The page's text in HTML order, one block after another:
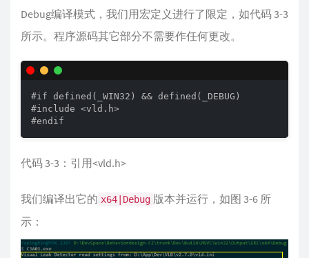
Debug编译模式，我们用宏定义进行了限定，如代码 3-3
所示。程序源码其它部分不需要作任何更改。
#if defined(_WIN32) && defined(_DEBUG)
#include <vld.h>
#endif
代码 3-3：引用<vld.h>
我们编译出它的 x64|Debug 版本并运行，如图 3-6 所
示：